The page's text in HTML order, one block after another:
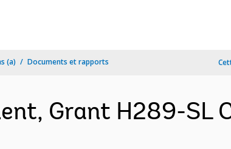
(a) Documents et rapports
Grant H289-SL